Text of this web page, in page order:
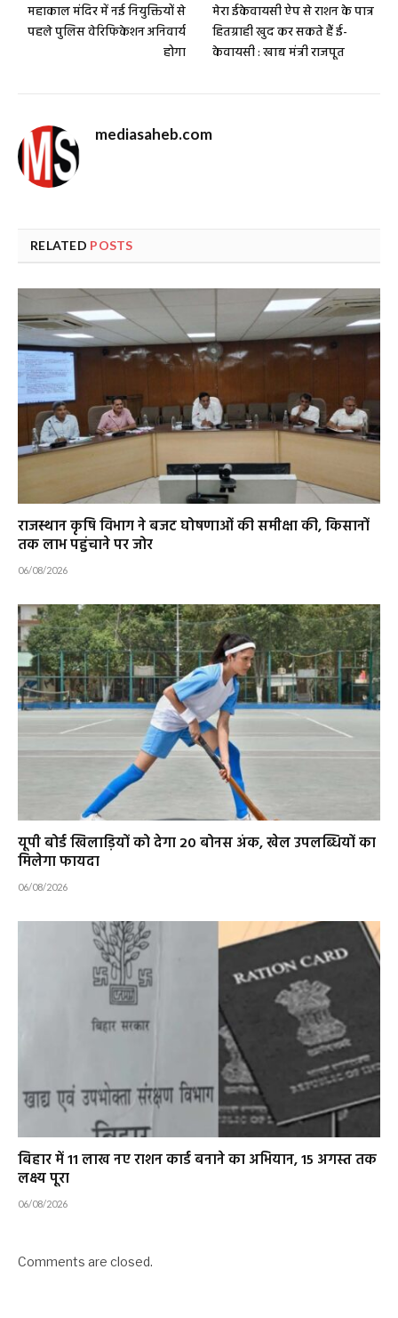
महाकाल मंदिर में नई नियुक्तियों से
पहले पुलिस वेरिफिकेशन अनिवार्य
होगा
मेरा ईकेवायसी ऐप से राशन के पात्र
हितग्राही खुद कर सकते हैं ई-
केवायसी : खाद्य मंत्री राजपूत
mediasaheb.com
RELATED POSTS
राजस्थान कृषि विभाग ने बजट घोषणाओं की समीक्षा की, किसानों
तक लाभ पहुंचाने पर जोर
06/08/2026
यूपी बोर्ड खिलाड़ियों को देगा 20 बोनस अंक, खेल उपलब्धियों का
मिलेगा फायदा
06/08/2026
बिहार में 11 लाख नए राशन कार्ड बनाने का अभियान, 15 अगस्त तक
लक्ष्य पूरा
06/08/2026
Comments are closed.